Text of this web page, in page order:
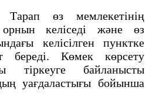
өз мемлекетінің
келіседі және өз
келісілген пунктке
береді. Көмек көрсету
тіркеуге байланысты
уағдаластығы бойынша